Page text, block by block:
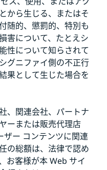
から生じる、またはそ
随的、懲罰的、特別も
害について、たとえシ
性について知らされて
グニファイ側の不正行
果として生じた場合を
、関連会社、パートナ
ーまたは販売代理店
ザー コンテンツに関連
の総額は、法律で認め
お客様が本 Web サイ